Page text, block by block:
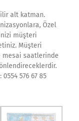
alt katman.
Özel
müşteri
Müşteri
mesai saatlerinde
0554 576 67 85